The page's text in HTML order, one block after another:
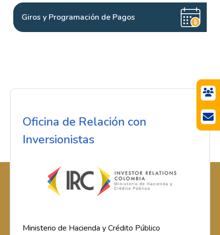
Giros y Programación de Pagos
Oficina de Relación con
Inversionistas
Ministerio de Hacienda y Crédito Público